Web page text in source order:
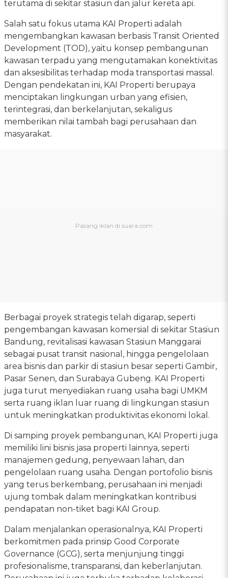
terutama di sekitar stasiun dan jalur kereta api.
Salah satu fokus utama KAI Properti adalah
mengembangkan kawasan berbasis Transit Oriented
Development (TOD), yaitu konsep pembangunan
kawasan terpadu yang mengutamakan konektivitas
dan aksesibilitas terhadap moda transportasi massal.
Dengan pendekatan ini, KAI Properti berupaya
menciptakan lingkungan urban yang efisien,
terintegrasi, dan berkelanjutan, sekaligus
memberikan nilai tambah bagi perusahaan dan
masyarakat.
Berbagai proyek strategis telah digarap, seperti
pengembangan kawasan komersial di sekitar Stasiun
Bandung, revitalisasi kawasan Stasiun Manggarai
sebagai pusat transit nasional, hingga pengelolaan
area bisnis dan parkir di stasiun besar seperti Gambir,
Pasar Senen, dan Surabaya Gubeng. KAI Properti
juga turut menyediakan ruang usaha bagi UMKM
serta ruang iklan luar ruang di lingkungan stasiun
untuk meningkatkan produktivitas ekonomi lokal.
Di samping proyek pembangunan, KAI Properti juga
memiliki lini bisnis jasa properti lainnya, seperti
manajemen gedung, penyewaan lahan, dan
pengelolaan ruang usaha. Dengan portofolio bisnis
yang terus berkembang, perusahaan ini menjadi
ujung tombak dalam meningkatkan kontribusi
pendapatan non-tiket bagi KAI Group.
Dalam menjalankan operasionalnya, KAI Properti
berkomitmen pada prinsip Good Corporate
Governance (GCG), serta menjunjung tinggi
profesionalisme, transparansi, dan keberlanjutan.